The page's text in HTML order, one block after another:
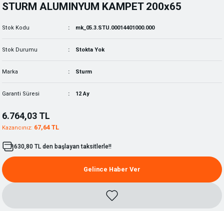
STURM ALUMINYUM KAMPET 200x65
Stok Kodu mk_05.3.STU.00014401000.000
Stok Durumu Stokta Yok
Marka Sturm
Garanti Süresi 12 Ay
6.764,03 TL
Kazancınız: 67,64 TL
630,80 TL den başlayan taksitlerle!!
Gelince Haber Ver